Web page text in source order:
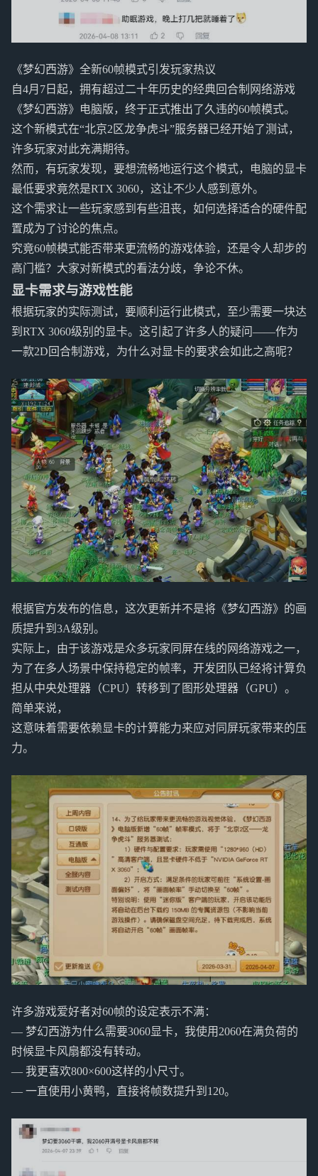
《梦幻西游》全新60帧模式引发玩家热议
自4月7日起，拥有超过二十年历史的经典回合制网络游戏
《梦幻西游》电脑版，终于正式推出了久违的60帧模式。
这个新模式在“北京2区龙争虎斗”服务器已经开始了测试，
许多玩家对此充满期待。
然而，有玩家发现，要想流畅地运行这个模式，电脑的显卡
最低要求竟然是RTX 3060，这让不少人感到意外。
这个需求让一些玩家感到有些沮丧，如何选择适合的硬件配
置成为了讨论的焦点。
究竟60帧模式能否带来更流畅的游戏体验，还是令人却步的
高门槛？大家对新模式的看法分歧，争论不休。
显卡需求与游戏性能
根据玩家的实际测试，要顺利运行此模式，至少需要一块达
到RTX 3060级别的显卡。这引起了许多人的疑问——作为
一款2D回合制游戏，为什么对显卡的要求会如此之高呢？
根据官方发布的信息，这次更新并不是将《梦幻西游》的画
质提升到3A级别。
实际上，由于该游戏是众多玩家同屏在线的网络游戏之一，
为了在多人场景中保持稳定的帧率，开发团队已经将计算负
担从中央处理器（CPU）转移到了图形处理器（GPU）。
简单来说，
这意味着需要依赖显卡的计算能力来应对同屏玩家带来的压
力。
许多游戏爱好者对60帧的设定表示不满：
— 梦幻西游为什么需要3060显卡，我使用2060在满负荷的
时候显卡风扇都没有转动。
— 我更喜欢800×600这样的小尺寸。
— 一直使用小黄鸭，直接将帧数提升到120。